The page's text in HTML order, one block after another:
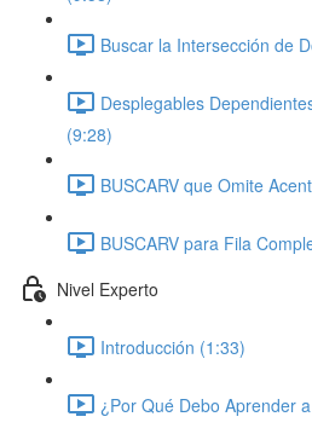
Buscar la Intersección de
Desplegables
(9:28)
BUSCARV que Omite
BUSCARV para Fila
Nivel Experto
Introducción (1:33)
¿Por Qué Debo Aprender